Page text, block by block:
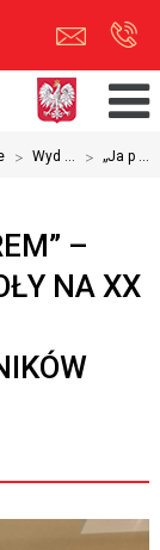
> Wyd ... > „Ja p ...
–
NA XX